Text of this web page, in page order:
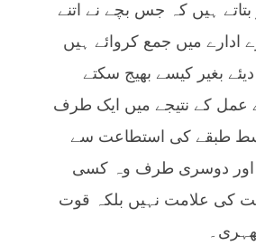
بتاتے ہیں کہ جس بچے نے اتنے
ادارے میں جمع کروائے ہیں
بغیر کیسے بھیج سکتے
عمل کے نتیجے میں ایک طرف
طبقے کی استطاعت سے
اور دوسری طرف وہ کسی
کی علامت نہیں بلکہ قوت